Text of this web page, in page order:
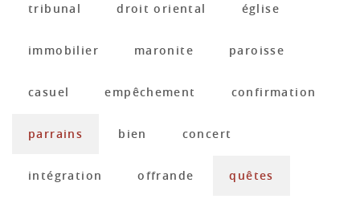
tribunal droit oriental église
immobilier maronite paroisse
casuel empêchement confirmation
parrains bien concert
intégration offrande quêtes